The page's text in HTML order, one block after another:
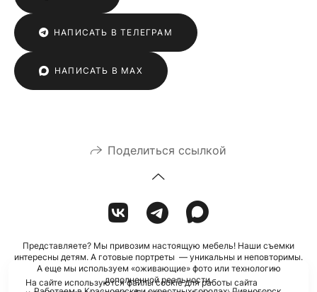
НАПИСАТЬ В ТЕЛЕГРАМ
НАПИСАТЬ В MAX
Поделиться ссылкой
Представляете? Мы привозим настоящую мебель! Наши съемки
интересны детям. А готовые портреты — уникальны и неповторимы.
А еще мы используем «оживающие» фото или технологию
дополненной реальности.
На сайте используются файлы cookie для работы сайта